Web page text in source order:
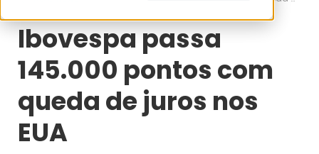
Ibovespa passa
145.000 pontos com
queda de juros nos
EUA